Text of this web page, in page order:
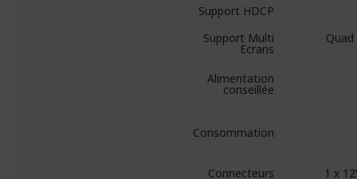
Support HDCP
Support Multi
Ecrans
Alimentation
conseillée
Consommation
Connecteurs 1 x